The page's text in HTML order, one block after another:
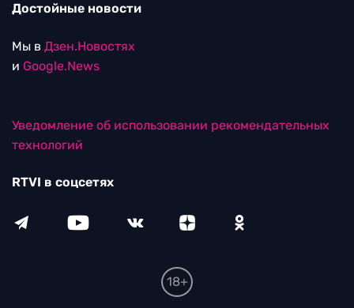
Достойные новости
Мы в Дзен.Новостях
и Google.News
Уведомление об использовании рекомендательных
технологий
RTVI в соцсетях
18+